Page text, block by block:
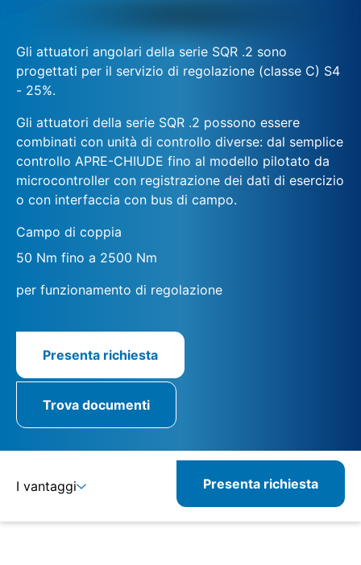
Gli attuatori angolari della serie SQR .2 sono
progettati per il servizio di regolazione (classe C) S4
- 25%.
Gli attuatori della serie SQR .2 possono essere
combinati con unità di controllo diverse: dal semplice
controllo APRE-CHIUDE fino al modello pilotato da
microcontroller con registrazione dei dati di esercizio
o con interfaccia con bus di campo.
Campo di coppia
50 Nm fino a 2500 Nm
per funzionamento di regolazione
Presenta richiesta
Trova documenti
I vantaggi Presenta richiesta